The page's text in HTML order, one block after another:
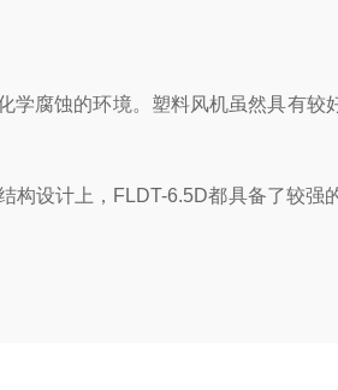
蚀的环境。塑料风机虽然具有较
计上，FLDT-6.5D都具备了较强